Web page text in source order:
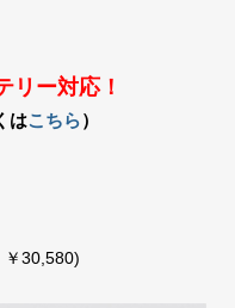
リー対応！
はこちら）
￥30,580)